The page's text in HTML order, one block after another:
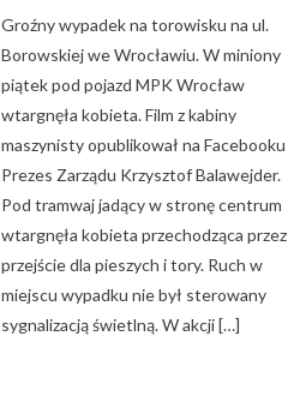
Groźny wypadek na torowisku na ul.
Borowskiej we Wrocławiu. W miniony
piątek pod pojazd MPK Wrocław
wtargnęła kobieta. Film z kabiny
maszynisty opublikował na Facebooku
Prezes Zarządu Krzysztof Balawejder.
Pod tramwaj jadący w stronę centrum
wtargnęła kobieta przechodząca przez
przejście dla pieszych i tory. Ruch w
miejscu wypadku nie był sterowany
sygnalizacją świetlną. W akcji […]